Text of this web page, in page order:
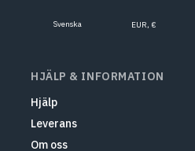
Svenska EUR, €
HJÄLP & INFORMATION
Hjälp
Leverans
Om oss